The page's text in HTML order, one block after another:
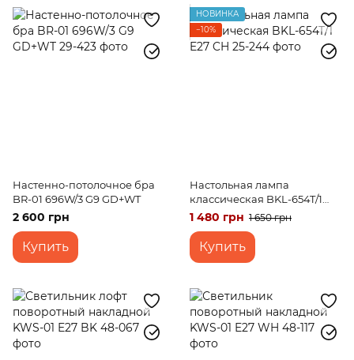
Настенно-потолочное бра
BR-01 696W/3 G9 GD+WT
2 600 грн
Купить
НОВИНКА
−10%
Настольная лампа
классическая BKL-654T/1
E27 CH
1 480 грн 1 650 грн
Купить